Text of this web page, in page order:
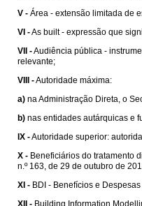
V - Área - extensão limitada de
VI -As built - expressão que
VII -Audiência pública -
relevante;
VIII -Autoridade máxima:
a) na Administração Direta, o
b) nas entidades autárquicas e
IX -Autoridade superior:
X - Beneficiários do tratamento
n.º 163, de 29 de outubro de
XI - BDI - Benefícios e
XII - Building Information